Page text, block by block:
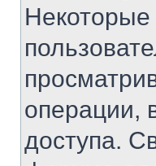
операции,
доступа.